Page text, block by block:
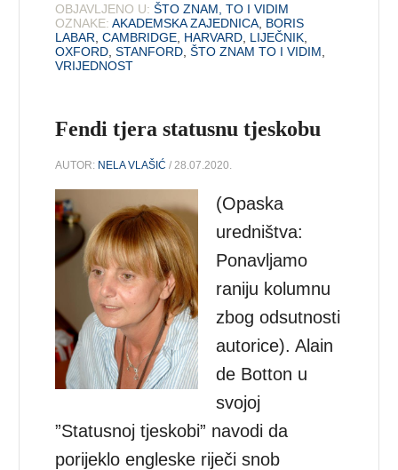
OBJAVLJENO U: ŠTO ZNAM, TO I VIDIM
OZNAKE: AKADEMSKA ZAJEDNICA BORIS
LABAR ,CAMBRIDGE HARVARD LIJEČNIK
OXFORD ,STANFORD ,ŠTO ZNAM TO I VIDIM
VRIJEDNOST
Fendi tjera statusnu tjeskobu
AUTOR: NELA VLAŠIĆ / 28.07.2020.
(Opaska
uredništva:
Ponavljamo
raniju kolumnu
zbog odsutnosti
autorice). Alain
de Botton u
svojoj
”Statusnoj tjeskobi” navodi da
porijeklo engleske riječi snob